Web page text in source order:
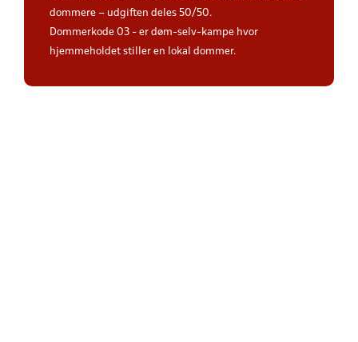
dommere – udgiften deles 50/50.
Dommerkode 03 - er døm-selv-kampe hvor
hjemmeholdet stiller en lokal dommer.